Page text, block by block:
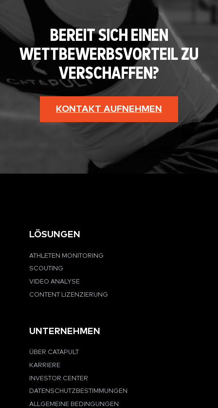
BEREIT SICH EINEN
WETTBEWERBSVORTEIL ZU
VERSCHAFFEN?
KONTAKT AUFNEHMEN
LÖSUNGEN
ATHLETEN MONITORING
SCOUTING
VIDEO ANALYSE
CONTENT LIZENZIERUNG
UNTERNEHMEN
ÜBER CATAPULT
KARRIERE
INVESTOR CENTER
DATENSCHUTZBESTIMMUNGEN
ALLGEMEINE BEDINGUNGEN